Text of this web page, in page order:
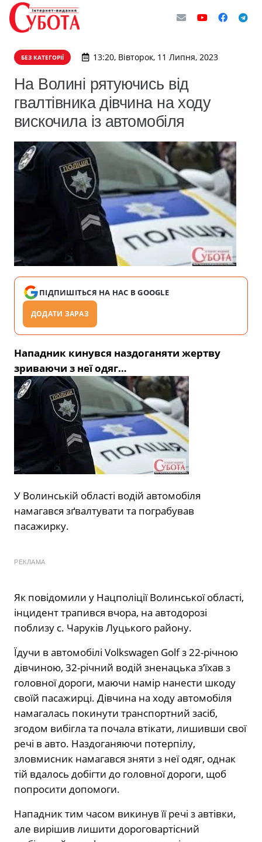
БЕЗ КАТЕГОРІЇ 13:20, Вівторок, 11 Липня, 2023
На Волині рятуючись від
гвалтівника дівчина на ходу
вискочила із автомобіля
ПІДПИШІТЬСЯ НА НАС В GOOGLE
ДОДАТИ ЗАРАЗ
Нападник кинувся наздоганяти жертву
зриваючи з неї одяг…
У Волинській області водій автомобіля
намагався зґвалтувати та пограбував
пасажирку.
РЕКЛАМА
Як повідомили у Нацполіції Волинської області,
інцидент трапився вчора, на автодорозі
поблизу с. Чаруків Луцького району.
Їдучи в автомобілі Volkswagen Golf з 22-річною
дівчиною, 32-річний водій зненацька з’їхав з
головної дороги, маючи намір нанести шкоду
своїй пасажирці. Дівчина на ходу автомобіля
намагалась покинути транспортний засіб,
згодом вибігла та почала втікати, лишивши свої
речі в авто. Наздоганяючи потерпілу,
зловмисник намагався зняти з неї одяг, однак
тій вдалось добігти до головної дороги, щоб
попросити допомоги.
Нападник тим часом викинув її речі з автівки,
але вирішив лишити дороговартісний